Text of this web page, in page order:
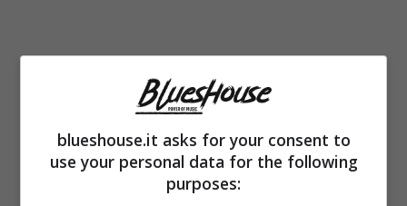
Stando alle ultime indiscrezioni
riorganizzare la sua vita senza il marito
pensando al bene dei suoi figli. L’influencer
blueshouse.it asks for your consent to
use your personal data for the following
purposes: